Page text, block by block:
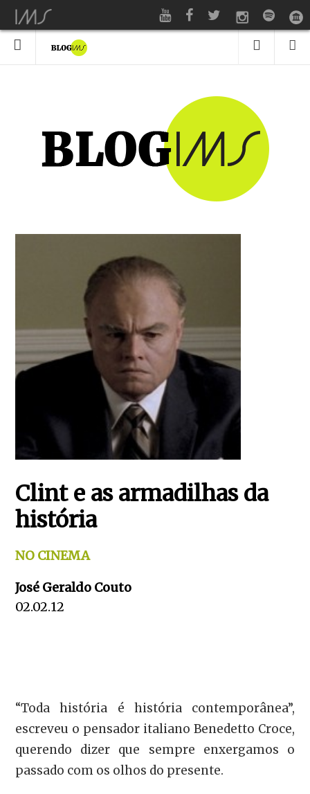
Clint e as armadilhas da
história
NO CINEMA
José Geraldo Couto
02.02.12
“Toda história é história contemporânea”,
escreveu o pensador italiano Benedetto Croce,
querendo dizer que sempre enxergamos o
passado com os olhos do presente.